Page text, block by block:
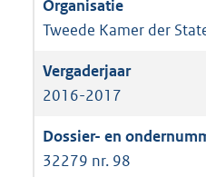
Tweede Kamer der
2016-2017
32279 nr. 98